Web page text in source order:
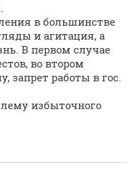
в большинстве
и агитация, а
В первом случае
во втором
запрет работы в гос.
избыточного